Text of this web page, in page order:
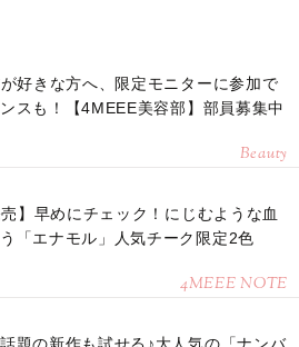
好きな方へ、限定モニターに参加で
スも！【4MEEE美容部】部員募集中
Beauty
売】早めにチェック！にじむような血
「エナモル」人気チーク限定2色
4MEEE NOTE